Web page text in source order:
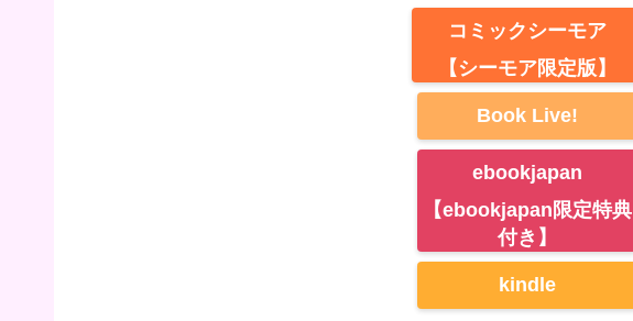
コミックシーモア
【シーモア限定版】
Book Live!
ebookjapan
【ebookjapan限定特典
付き】
kindle